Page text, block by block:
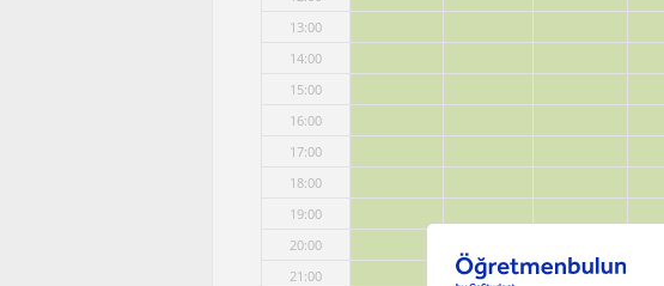
13:00
14:00
15:00
16:00
17:00
18:00
19:00
20:00
21:00